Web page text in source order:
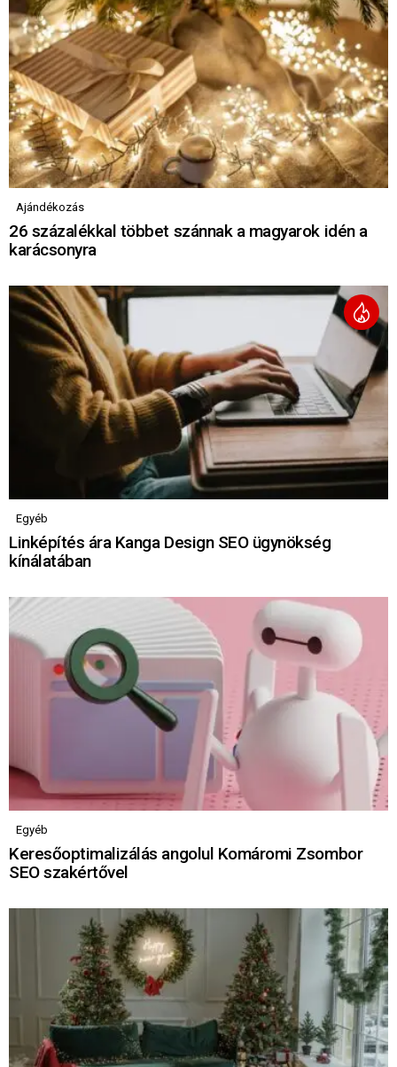
Ajándékozás
26 százalékkal többet szánnak a magyarok idén a
karácsonyra
Egyéb
Linképítés ára Kanga Design SEO ügynökség
kínálatában
Egyéb
Keresőoptimalizálás angolul Komáromi Zsombor
SEO szakértővel